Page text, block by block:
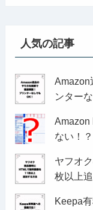
人気の記事
Amazon
ンター
Amazon
ない！
ヤフオ
枚以上
Keepa